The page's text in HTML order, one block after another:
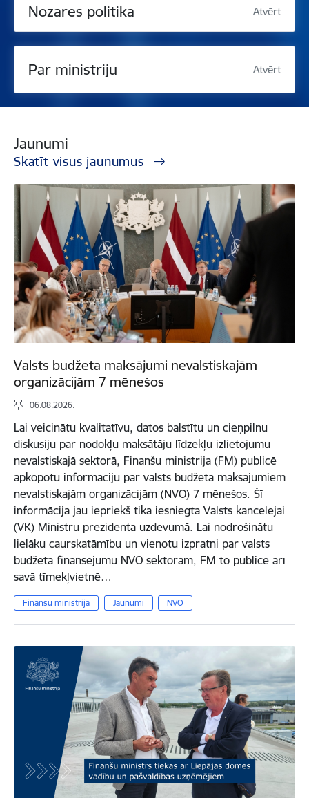
Nozares politika Atvērt
Par ministriju Atvērt
Jaunumi
Skatīt visus jaunumus
Valsts budžeta maksājumi nevalstiskajām
organizācijām 7 mēnešos
06.08.2026.
Lai veicinātu kvalitatīvu, datos balstītu un cieņpilnu
diskusiju par nodokļu maksātāju līdzekļu izlietojumu
nevalstiskajā sektorā, Finanšu ministrija (FM) publicē
apkopotu informāciju par valsts budžeta maksājumiem
nevalstiskajām organizācijām (NVO) 7 mēnešos. Šī
informācija jau iepriekš tika iesniegta Valsts kancelejai
(VK) Ministru prezidenta uzdevumā. Lai nodrošinātu
lielāku caurskatāmību un vienotu izpratni par valsts
budžeta finansējumu NVO sektoram, FM to publicē arī
savā tīmekļvietnē…
Finanšu ministrija Jaunumi NVO